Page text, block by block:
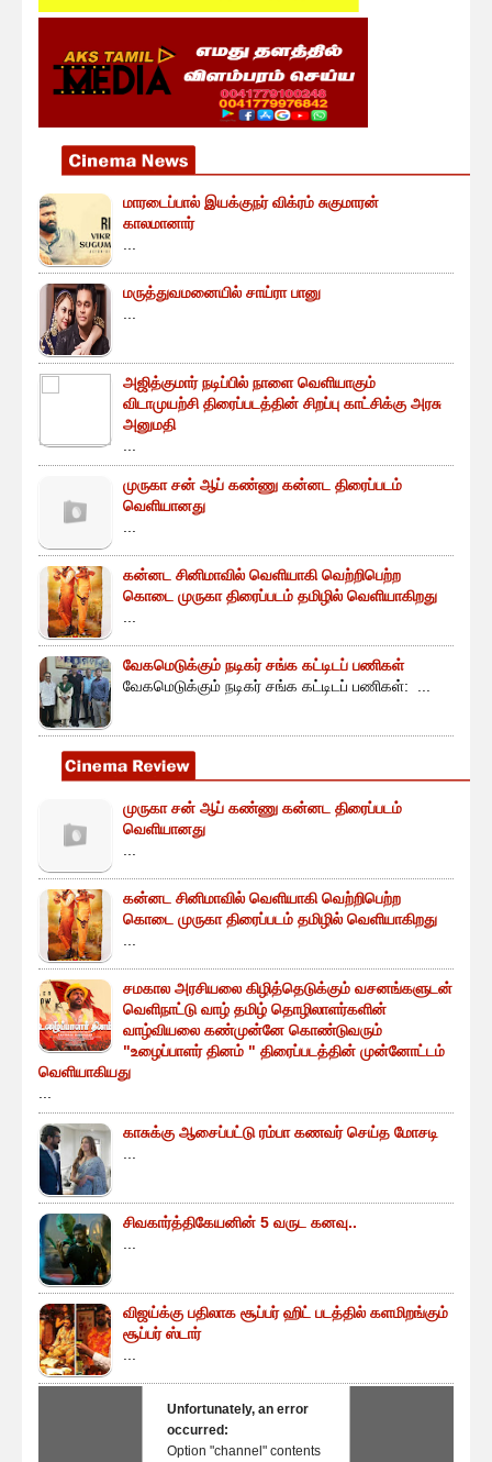
மாரடைப்பால் இயக்குநர் விக்ரம் சுகுமாரன்
காலமானார்
மருத்துவமனையில் சாய்ரா பானு
அஜித்குமார் நடிப்பில் நாளை வெளியாகும்
விடாமுயற்சி திரைப்படத்தின் சிறப்பு காட்சிக்கு அரசு
அனுமதி
முருகா சன் ஆப் கண்ணு கன்னட திரைப்படம்
வெளியானது
கன்னட சினிமாவில் வெளியாகி வெற்றிபெற்ற
கொடை முருகா திரைப்படம் தமிழில் வெளியாகிறது
வேகமெடுக்கும் நடிகர் சங்க கட்டிடப் பணிகள்
வேகமெடுக்கும் நடிகர் சங்க கட்டிடப் பணிகள்: ...
முருகா சன் ஆப் கண்ணு கன்னட திரைப்படம்
வெளியானது
கன்னட சினிமாவில் வெளியாகி வெற்றிபெற்ற
கொடை முருகா திரைப்படம் தமிழில் வெளியாகிறது
சமகால அரசியலை கிழித்தெடுக்கும் வசனங்களுடன்
வெளிநாட்டு வாழ் தமிழ் தொழிலாளர்களின்
வாழ்வியலை கண்முன்னே கொண்டுவரும்
"உழைப்பாளர் தினம் " திரைப்படத்தின் முன்னோட்டம்
வெளியாகியது
காசுக்கு ஆசைப்பட்டு ரம்பா கணவர் செய்த மோசடி
சிவகார்த்திகேயனின் 5 வருட கனவு..
விஜய்க்கு பதிலாக சூப்பர் ஹிட் படத்தில் களமிறங்கும்
சூப்பர் ஸ்டார்
Unfortunately, an error
occurred:
Option "channel" contents